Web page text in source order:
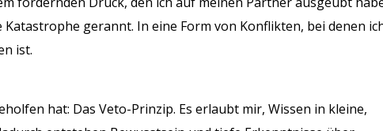
gerannt. In eine Form von Konflikten, bei denen
ist.
hat: Das Veto-Prinzip. Es erlaubt mir, Wissen in kleine,